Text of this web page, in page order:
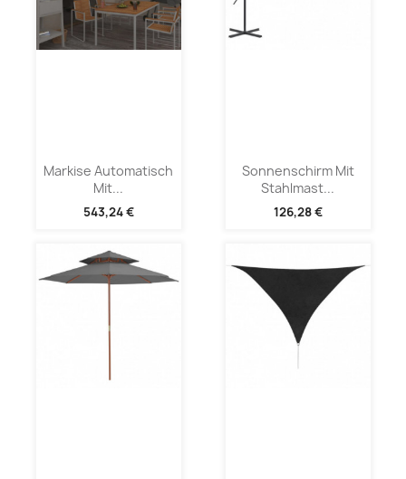
Markise Automatisch
Mit...
543,24 €
Sonnenschirm Mit
Stahlmast...
126,28 €